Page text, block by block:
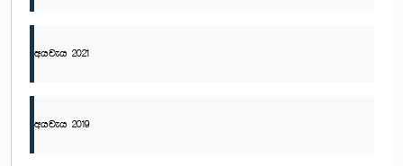
අයවැය 2021
අයවැය 2019